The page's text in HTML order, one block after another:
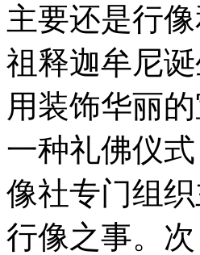
主要还是行
祖释迦牟尼
用装饰华丽
一种礼佛仪
像社专门组
行像之事。